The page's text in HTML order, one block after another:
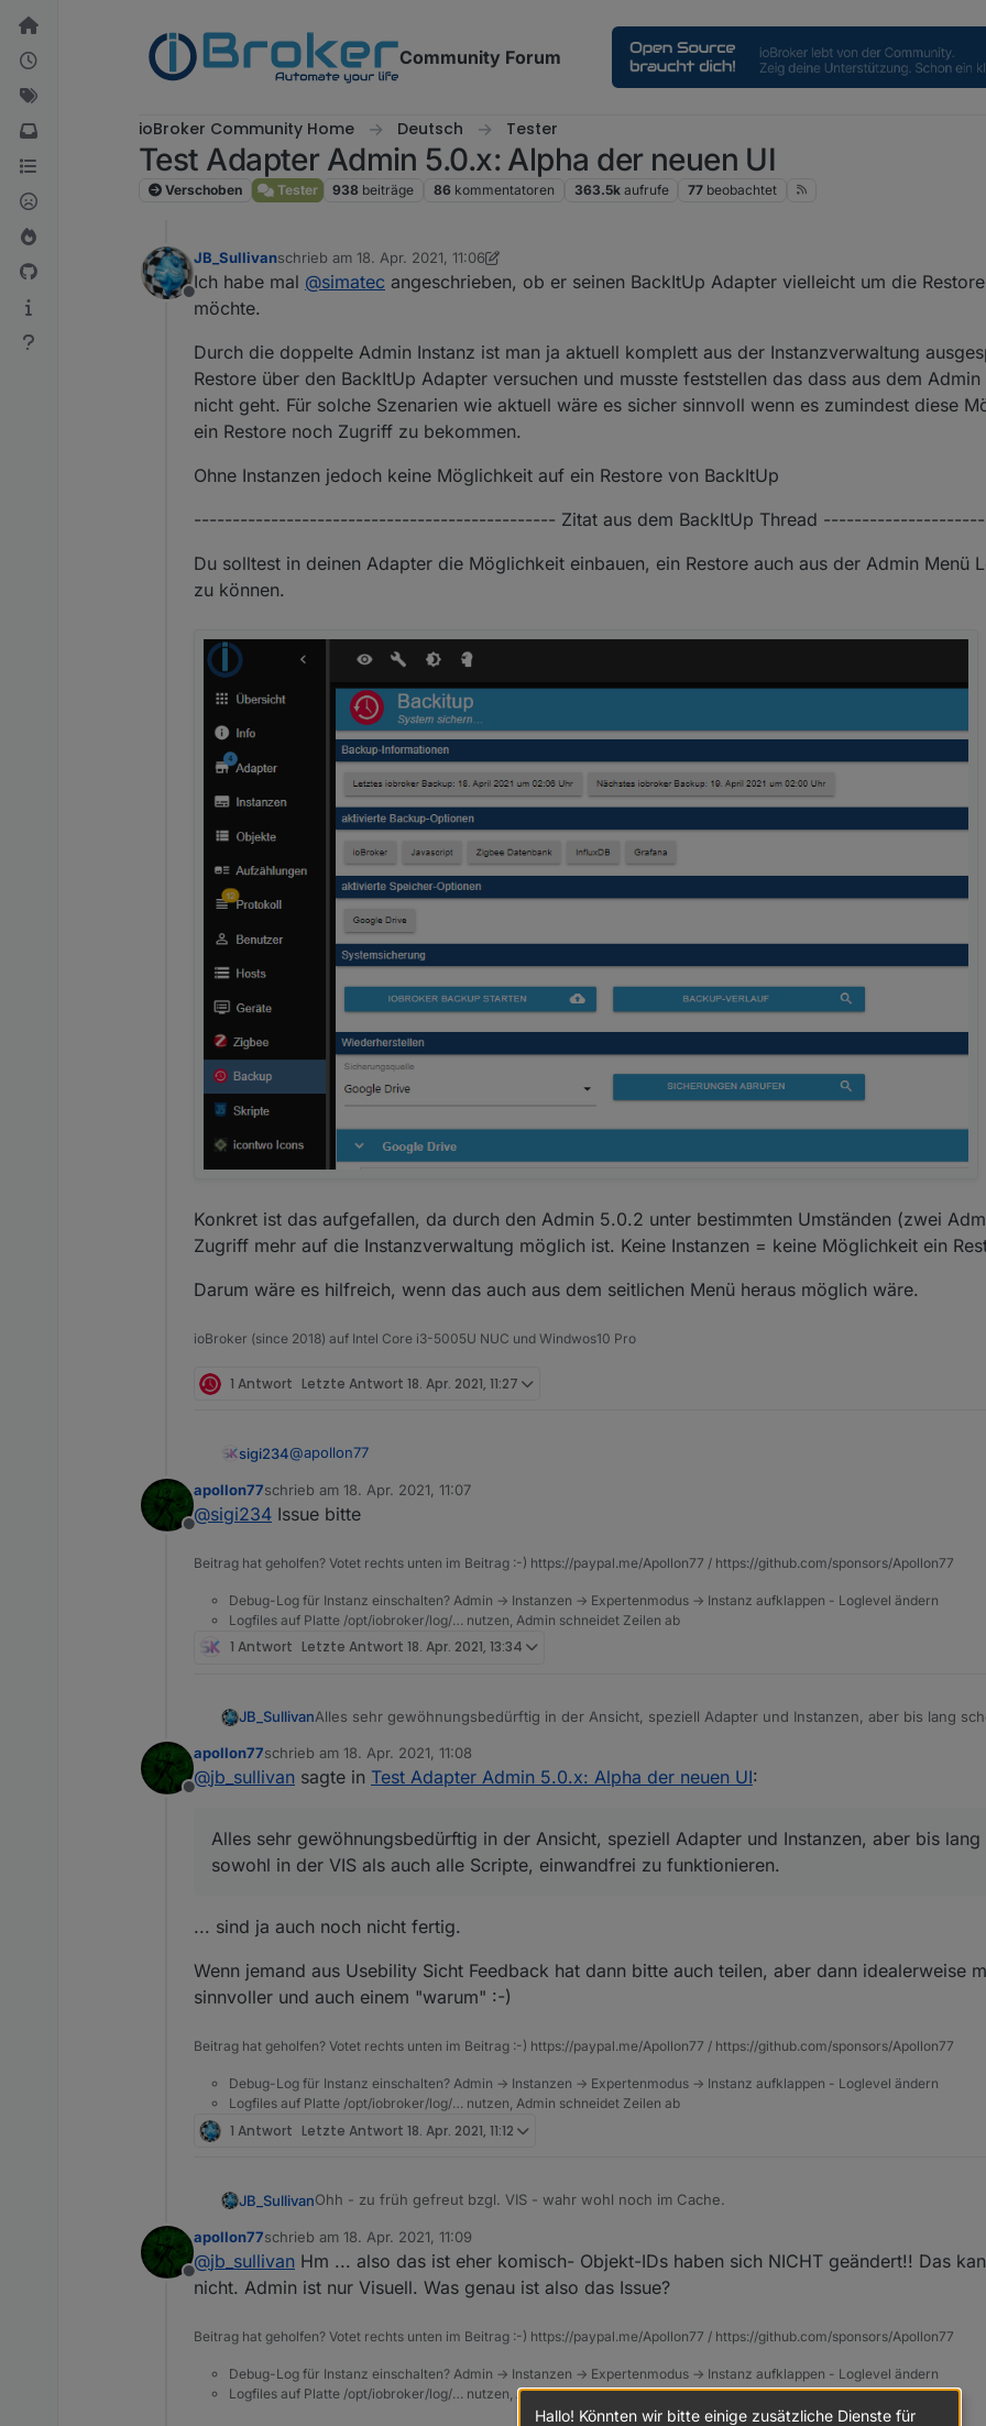
Weiter zum Inhalt
Community Forum
ioBroker Community Home Deutsch Tester
Test Adapter Admin 5.0.x: Alpha der neuen UI
Verschoben Tester 938 beiträge 86 kommentatoren 363.5k aufrufe 77 beobachtet
Offline
JB_Sullivanschrieb am 18. Apr. 2021, 11:06
zuletzt editiert von JB_Sullivan
Ich habe mal @simatec angeschrieben, ob er seinen BackItUp Adapter vielleicht um die
möchte.
Durch die doppelte Admin Instanz ist man ja aktuell komplett aus der Instanzverwaltung
Restore über den BackItUp Adapter versuchen und musste feststellen das dass aus dem
nicht geht. Für solche Szenarien wie aktuell wäre es sicher sinnvoll wenn es zumindest diese
ein Restore noch Zugriff zu bekommen.
Ohne Instanzen jedoch keine Möglichkeit auf ein Restore von BackItUp
----------------------------------------------- Zitat aus dem BackItUp Thread
Du solltest in deinen Adapter die Möglichkeit einbauen, ein Restore auch aus der Admin Menü
zu können.
Konkret ist das aufgefallen, da durch den Admin 5.0.2 unter bestimmten Umständen (zwei
Zugriff mehr auf die Instanzverwaltung möglich ist. Keine Instanzen = keine Möglichkeit ein
Darum wäre es hilfreich, wenn das auch aus dem seitlichen Menü heraus möglich wäre.
ioBroker (since 2018) auf Intel Core i3-5005U NUC und Windwos10 Pro
1 Antwort Letzte Antwort 18. Apr. 2021, 11:27
sigi234@apollon77
Logs (Protokoll) werden nicht angezeigt. Bei Euch auch so?
Offline
apollon77schrieb am 18. Apr. 2021, 11:07
zuletzt editiert von
@sigi234 Issue bitte
Beitrag hat geholfen? Votet rechts unten im Beitrag :-) https://paypal.me/Apollon77 / https://github.com/sponsors/Apollon77
Debug-Log für Instanz einschalten? Admin -> Instanzen -> Expertenmodus -> Instanz aufklappen - Loglevel ändern
Logfiles auf Platte /opt/iobroker/log/… nutzen, Admin schneidet Zeilen ab
1 Antwort Letzte Antwort 18. Apr. 2021, 13:34
JB_SullivanAlles sehr gewöhnungsbedürftig in der Ansicht, speziell Adapter und Instanzen, aber bis lang
In der Admin Umstellung steckt bestimmt ein Sack voll Arbeit drin - vielen Dank dafür an das
Offline
apollon77schrieb am 18. Apr. 2021, 11:08
zuletzt editiert von
@jb_sullivan sagte in Test Adapter Admin 5.0.x: Alpha der neuen UI:
Alles sehr gewöhnungsbedürftig in der Ansicht, speziell Adapter und Instanzen, aber bis lang
sowohl in der VIS als auch alle Scripte, einwandfrei zu funktionieren.
... sind ja auch noch nicht fertig.
Wenn jemand aus Usebility Sicht Feedback hat dann bitte auch teilen, aber dann idealerweise
sinnvoller und auch einem "warum" :-)
Beitrag hat geholfen? Votet rechts unten im Beitrag :-) https://paypal.me/Apollon77 / https://github.com/sponsors/Apollon77
Debug-Log für Instanz einschalten? Admin -> Instanzen -> Expertenmodus -> Instanz aufklappen - Loglevel ändern
Logfiles auf Platte /opt/iobroker/log/… nutzen, Admin schneidet Zeilen ab
1 Antwort Letzte Antwort 18. Apr. 2021, 11:12
JB_SullivanOhh - zu früh gefreut bzgl. VIS - wahr wohl noch im Cache.
Also so wie ich das sehe, haben viele Objektbäume eine neue Struktur bekommen.
Konkret ist es mir bis jetzt bei 0_userdata und modbus aufgefallen. Dadurch passen natürlich die ganzen DP
EDIT: Ich habe es versucht zu eruieren - also die Verknüpfungsfehler im VIS scheinen in erster Linie von Bindings und
Datenpunkten zu kommen, die über ein Script erstellt sind. Genau nachvollziehen konnte ich es
im VIS Editor die entsprechende Seite oder auch im Script Editor das entsprechende Script
Datenpunkte im VIS wieder OK.
Entweder ein Cache Fehler oder unter dem neuen Admin muss man erst einmal die Scripte und
schließen, das sich die Datenpunkte aktualisieren - ehrlich gesagt, kann ich es im Moment nicht
warum im VIS manche DP`s erst beim zweiten mal angezeigt werden.
Offline
apollon77schrieb am 18. Apr. 2021, 11:09
zuletzt editiert von
@jb_sullivan Hm ... also das ist eher komisch- Objekt-IDs haben sich NICHT geändert!! Das
nicht. Admin ist nur Visuell. Was genau ist also das Issue?
Beitrag hat geholfen? Votet rechts unten im Beitrag :-) https://paypal.me/Apollon77 / https://github.com/sponsors/Apollon77
Debug-Log für Instanz einschalten? Admin -> Instanzen -> Expertenmodus -> Instanz aufklappen - Loglevel ändern
Logfiles auf Platte /opt/iobroker/log/… nutzen, Admin schneidet Zeilen ab
Hallo! Könnten wir bitte einige zusätzliche Dienste für